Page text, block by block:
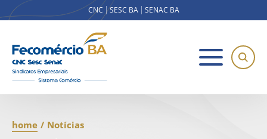
CNC SESC BA SENAC BA
home / Notícias